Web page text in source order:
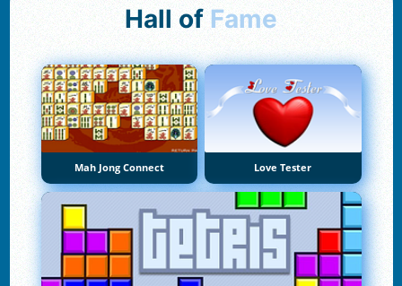
Hall of Fame
Mah Jong Connect Love Tester